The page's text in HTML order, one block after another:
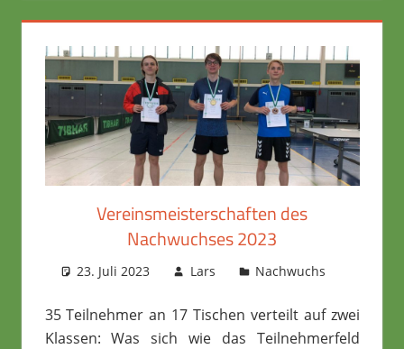
Vereinsmeisterschaften des
Nachwuchses 2023
23. Juli 2023 Lars Nachwuchs
35 Teilnehmer an 17 Tischen verteilt auf zwei
Klassen: Was sich wie das Teilnehmerfeld